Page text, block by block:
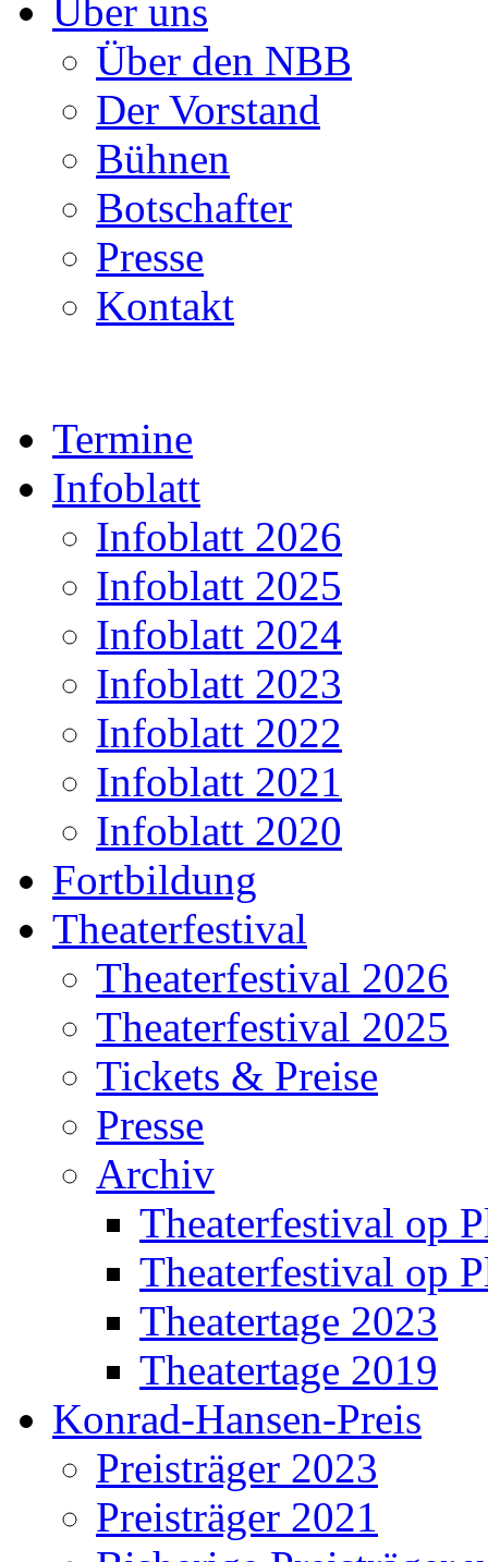
Über uns
Über den NBB
Der Vorstand
Bühnen
Botschafter
Presse
Kontakt
Termine
Infoblatt
Infoblatt 2026
Infoblatt 2025
Infoblatt 2024
Infoblatt 2023
Infoblatt 2022
Infoblatt 2021
Infoblatt 2020
Fortbildung
Theaterfestival
Theaterfestival 2026
Theaterfestival 2025
Tickets & Preise
Presse
Archiv
Theaterfestival op
Theaterfestival op
Theatertage 2023
Theatertage 2019
Konrad-Hansen-Preis
Preisträger 2023
Preisträger 2021